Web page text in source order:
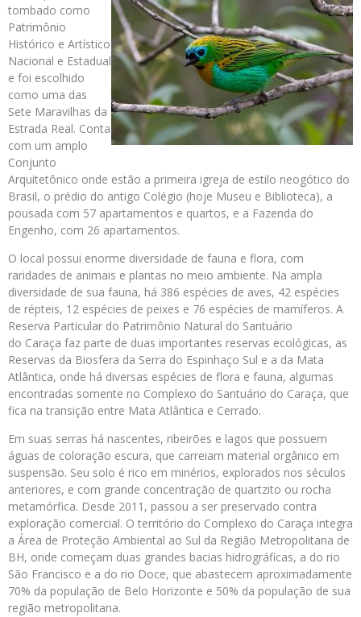
tombado como
Patrimônio
Histórico e Artístico
Nacional e Estadual
e foi escolhido
como uma das
Sete Maravilhas da
Estrada Real. Conta
com um amplo
Conjunto
Arquitetônico onde estão a primeira igreja de estilo neogótico do
Brasil, o prédio do antigo Colégio (hoje Museu e Biblioteca), a
pousada com 57 apartamentos e quartos, e a Fazenda do
Engenho, com 26 apartamentos.
O local possui enorme diversidade de fauna e flora, com
raridades de animais e plantas no meio ambiente. Na ampla
diversidade de sua fauna, há 386 espécies de aves, 42 espécies
de répteis, 12 espécies de peixes e 76 espécies de mamíferos. A
Reserva Particular do Patrimônio Natural do Santuário
do Caraça faz parte de duas importantes reservas ecológicas, as
Reservas da Biosfera da Serra do Espinhaço Sul e a da Mata
Atlântica, onde há diversas espécies de flora e fauna, algumas
encontradas somente no Complexo do Santuário do Caraça, que
fica na transição entre Mata Atlântica e Cerrado.
Em suas serras há nascentes, ribeirões e lagos que possuem
águas de coloração escura, que carreiam material orgânico em
suspensão. Seu solo é rico em minérios, explorados nos séculos
anteriores, e com grande concentração de quartzito ou rocha
metamórfica. Desde 2011, passou a ser preservado contra
exploração comercial. O território do Complexo do Caraça integra
a Área de Proteção Ambiental ao Sul da Região Metropolitana de
BH, onde começam duas grandes bacias hidrográficas, a do rio
São Francisco e a do rio Doce, que abastecem aproximadamente
70% da população de Belo Horizonte e 50% da população de sua
região metropolitana.